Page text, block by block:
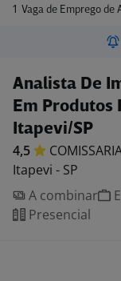
1 Vaga de Emprego de
Analista De
Em Produtos
Itapevi/SP
4,5
Itapevi - SP
A combinar
Presencial